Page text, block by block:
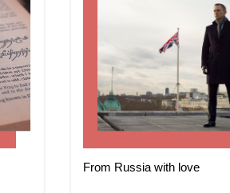
From Russia with love